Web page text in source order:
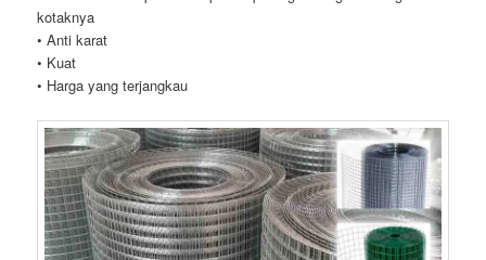
kotaknya
• Anti karat
• Kuat
• Harga yang terjangkau